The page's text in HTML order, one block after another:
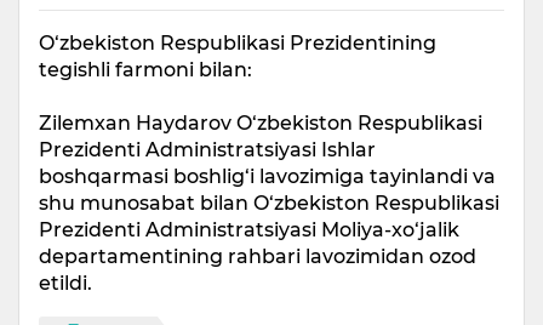
O‘zbekiston Respublikasi Prezidentining
tegishli farmoni bilan:
Zilemxan Haydarov O‘zbekiston Respublikasi
Prezidenti Administratsiyasi Ishlar
boshqarmasi boshlig‘i lavozimiga tayinlandi va
shu munosabat bilan O‘zbekiston Respublikasi
Prezidenti Administratsiyasi Moliya-xo‘jalik
departamentining rahbari lavozimidan ozod
etildi.